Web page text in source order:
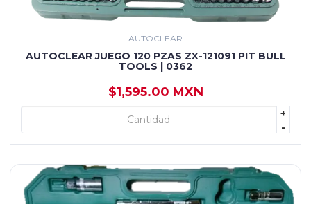
AUTOCLEAR
AUTOCLEAR JUEGO 120 PZAS ZX-121091 PIT BULL
TOOLS | 0362
$1,595.00 MXN
+
-
+ AGREGAR